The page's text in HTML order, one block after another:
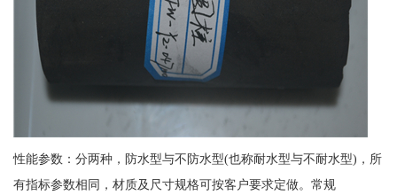
性能参数：分两种，防水型与不防水型(也称耐水型与不耐水型)，所
有指标参数相同，材质及尺寸规格可按客户要求定做。常规